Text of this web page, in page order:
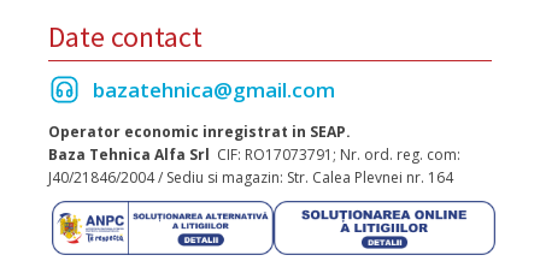
Date contact
bazatehnica@gmail.com
Operator economic inregistrat in SEAP.
Baza Tehnica Alfa Srl CIF: RO17073791; Nr. ord. reg. com:
J40/21846/2004 / Sediu si magazin: Str. Calea Plevnei nr. 164